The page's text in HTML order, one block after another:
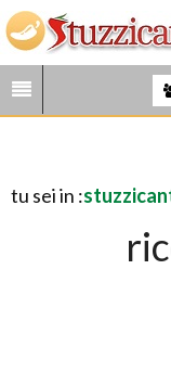
tu sei in :